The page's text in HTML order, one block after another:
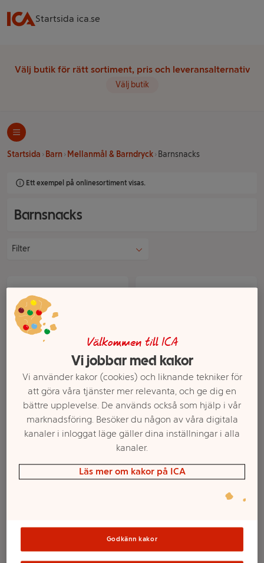
Startsida ica.se
Välj butik för rätt sortiment, pris och leveransalternativ
Välj butik
Startsida Barn Mellanmål & Barndryck Barnsnacks
Ett exempel på onlinesortiment visas.
Barnsnacks
Filter
Fruktbar hallon & äpple
23g Hipp
Välj butik
Maize sticks majs &
morot 7m 16g Ellas
Kitchen
Välj butik
Välkommen till ICA
Vi jobbar med kakor
Vi använder kakor (cookies) och liknande tekniker för
att göra våra tjänster mer relevanta, och ge dig en
bättre upplevelse. De används också som hjälp i vår
marknadsföring. Besöker du någon av våra digitala
kanaler i inloggat läge gäller dina inställningar i alla
kanaler.
Läs mer om kakor på ICA
Godkänn kakor